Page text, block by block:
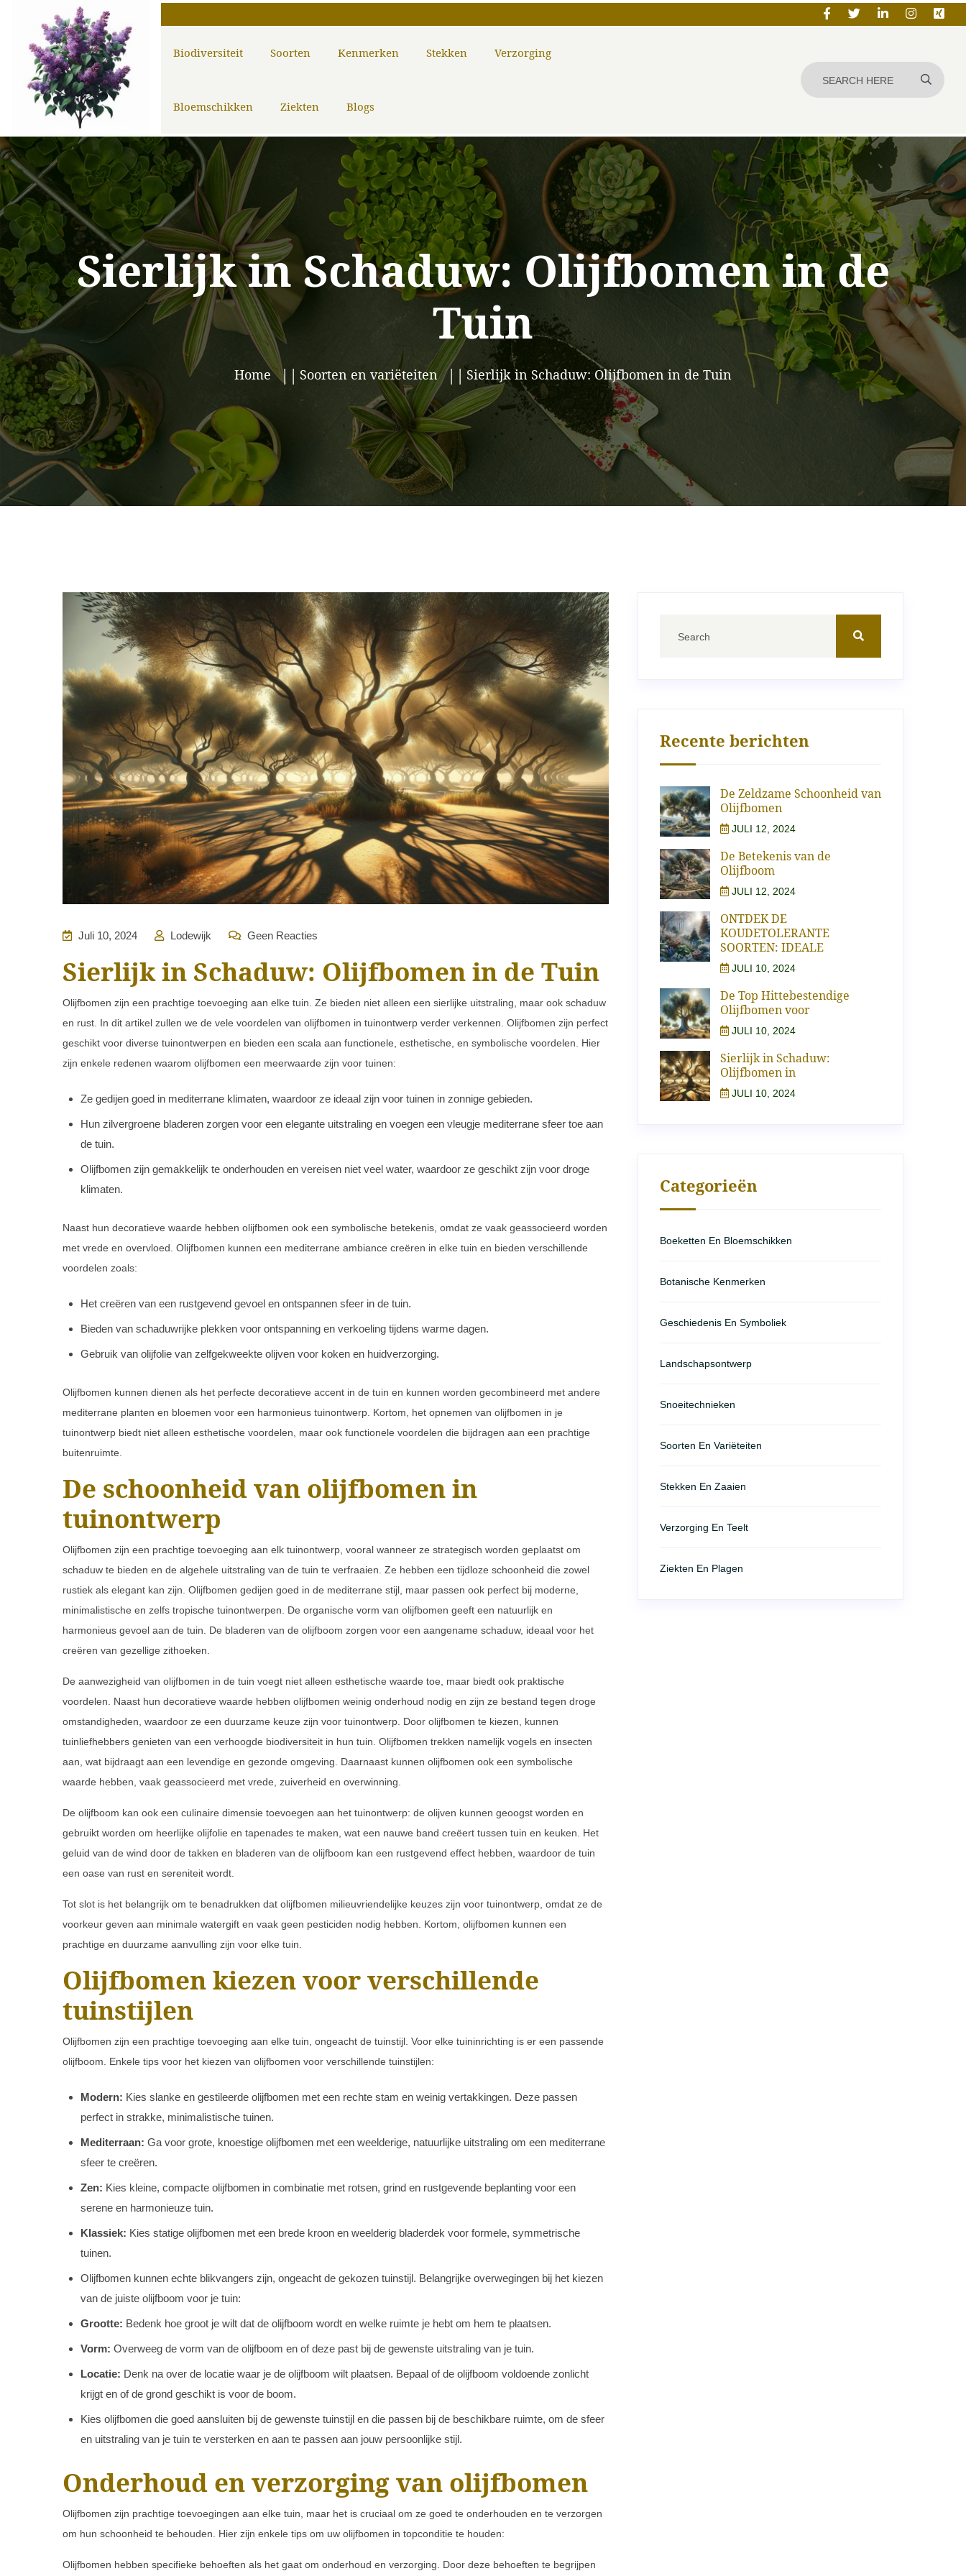
Biodiversiteit Soorten Kenmerken Stekken Verzorging
Bloemschikken Ziekten Blogs
Sierlijk in Schaduw: Olijfbomen in de
Tuin
Home Soorten en variëteiten Sierlijk in Schaduw: Olijfbomen in de Tuin
Juli 10, 2024 Lodewijk Geen Reacties
Sierlijk in Schaduw: Olijfbomen in de Tuin
Olijfbomen zijn een prachtige toevoeging aan elke tuin. Ze bieden niet alleen een sierlijke uitstraling, maar ook schaduw
en rust. In dit artikel zullen we de vele voordelen van olijfbomen in tuinontwerp verder verkennen. Olijfbomen zijn perfect
geschikt voor diverse tuinontwerpen en bieden een scala aan functionele, esthetische, en symbolische voordelen. Hier
zijn enkele redenen waarom olijfbomen een meerwaarde zijn voor tuinen:
Ze gedijen goed in mediterrane klimaten, waardoor ze ideaal zijn voor tuinen in zonnige gebieden.
Hun zilvergroene bladeren zorgen voor een elegante uitstraling en voegen een vleugje mediterrane sfeer toe aan
de tuin.
Olijfbomen zijn gemakkelijk te onderhouden en vereisen niet veel water, waardoor ze geschikt zijn voor droge
klimaten.
Naast hun decoratieve waarde hebben olijfbomen ook een symbolische betekenis, omdat ze vaak geassocieerd worden
met vrede en overvloed. Olijfbomen kunnen een mediterrane ambiance creëren in elke tuin en bieden verschillende
voordelen zoals:
Het creëren van een rustgevend gevoel en ontspannen sfeer in de tuin.
Bieden van schaduwrijke plekken voor ontspanning en verkoeling tijdens warme dagen.
Gebruik van olijfolie van zelfgekweekte olijven voor koken en huidverzorging.
Olijfbomen kunnen dienen als het perfecte decoratieve accent in de tuin en kunnen worden gecombineerd met andere
mediterrane planten en bloemen voor een harmonieus tuinontwerp. Kortom, het opnemen van olijfbomen in je
tuinontwerp biedt niet alleen esthetische voordelen, maar ook functionele voordelen die bijdragen aan een prachtige
buitenruimte.
De schoonheid van olijfbomen in
tuinontwerp
Olijfbomen zijn een prachtige toevoeging aan elk tuinontwerp, vooral wanneer ze strategisch worden geplaatst om
schaduw te bieden en de algehele uitstraling van de tuin te verfraaien. Ze hebben een tijdloze schoonheid die zowel
rustiek als elegant kan zijn. Olijfbomen gedijen goed in de mediterrane stijl, maar passen ook perfect bij moderne,
minimalistische en zelfs tropische tuinontwerpen. De organische vorm van olijfbomen geeft een natuurlijk en
harmonieus gevoel aan de tuin. De bladeren van de olijfboom zorgen voor een aangename schaduw, ideaal voor het
creëren van gezellige zithoeken.
De aanwezigheid van olijfbomen in de tuin voegt niet alleen esthetische waarde toe, maar biedt ook praktische
voordelen. Naast hun decoratieve waarde hebben olijfbomen weinig onderhoud nodig en zijn ze bestand tegen droge
omstandigheden, waardoor ze een duurzame keuze zijn voor tuinontwerp. Door olijfbomen te kiezen, kunnen
tuinliefhebbers genieten van een verhoogde biodiversiteit in hun tuin. Olijfbomen trekken namelijk vogels en insecten
aan, wat bijdraagt aan een levendige en gezonde omgeving. Daarnaast kunnen olijfbomen ook een symbolische
waarde hebben, vaak geassocieerd met vrede, zuiverheid en overwinning.
De olijfboom kan ook een culinaire dimensie toevoegen aan het tuinontwerp: de olijven kunnen geoogst worden en
gebruikt worden om heerlijke olijfolie en tapenades te maken, wat een nauwe band creëert tussen tuin en keuken. Het
geluid van de wind door de takken en bladeren van de olijfboom kan een rustgevend effect hebben, waardoor de tuin
een oase van rust en sereniteit wordt.
Tot slot is het belangrijk om te benadrukken dat olijfbomen milieuvriendelijke keuzes zijn voor tuinontwerp, omdat ze de
voorkeur geven aan minimale watergift en vaak geen pesticiden nodig hebben. Kortom, olijfbomen kunnen een
prachtige en duurzame aanvulling zijn voor elke tuin.
Olijfbomen kiezen voor verschillende
tuinstijlen
Olijfbomen zijn een prachtige toevoeging aan elke tuin, ongeacht de tuinstijl. Voor elke tuininrichting is er een passende
olijfboom. Enkele tips voor het kiezen van olijfbomen voor verschillende tuinstijlen:
Modern: Kies slanke en gestileerde olijfbomen met een rechte stam en weinig vertakkingen. Deze passen
perfect in strakke, minimalistische tuinen.
Mediterraan: Ga voor grote, knoestige olijfbomen met een weelderige, natuurlijke uitstraling om een mediterrane
sfeer te creëren.
Zen: Kies kleine, compacte olijfbomen in combinatie met rotsen, grind en rustgevende beplanting voor een
serene en harmonieuze tuin.
Klassiek: Kies statige olijfbomen met een brede kroon en weelderig bladerdek voor formele, symmetrische
tuinen.
Olijfbomen kunnen echte blikvangers zijn, ongeacht de gekozen tuinstijl. Belangrijke overwegingen bij het kiezen
van de juiste olijfboom voor je tuin:
Grootte: Bedenk hoe groot je wilt dat de olijfboom wordt en welke ruimte je hebt om hem te plaatsen.
Vorm: Overweeg de vorm van de olijfboom en of deze past bij de gewenste uitstraling van je tuin.
Locatie: Denk na over de locatie waar je de olijfboom wilt plaatsen. Bepaal of de olijfboom voldoende zonlicht
krijgt en of de grond geschikt is voor de boom.
Kies olijfbomen die goed aansluiten bij de gewenste tuinstijl en die passen bij de beschikbare ruimte, om de sfeer
en uitstraling van je tuin te versterken en aan te passen aan jouw persoonlijke stijl.
Onderhoud en verzorging van olijfbomen
Olijfbomen zijn prachtige toevoegingen aan elke tuin, maar het is cruciaal om ze goed te onderhouden en te verzorgen
om hun schoonheid te behouden. Hier zijn enkele tips om uw olijfbomen in topconditie te houden:
Olijfbomen hebben specifieke behoeften als het gaat om onderhoud en verzorging. Door deze behoeften te begrijpen
Recente berichten
De Zeldzame Schoonheid van
Olijfbomen
JULI 12, 2024
De Betekenis van de
Olijfboom
JULI 12, 2024
ONTDEK DE
KOUDETOLERANTE
SOORTEN: IDEALE
JULI 10, 2024
De Top Hittebestendige
Olijfbomen voor
JULI 10, 2024
Sierlijk in Schaduw:
Olijfbomen in
JULI 10, 2024
Categorieën
Boeketten En Bloemschikken
Botanische Kenmerken
Geschiedenis En Symboliek
Landschapsontwerp
Snoeitechnieken
Soorten En Variëteiten
Stekken En Zaaien
Verzorging En Teelt
Ziekten En Plagen